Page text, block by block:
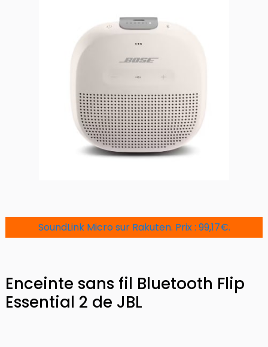
SoundLink Micro sur Rakuten. Prix : 99,17€.
Enceinte sans fil Bluetooth Flip
Essential 2 de JBL